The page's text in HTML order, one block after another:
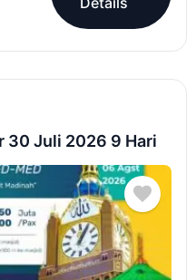
30 Juli 2026 9 Hari